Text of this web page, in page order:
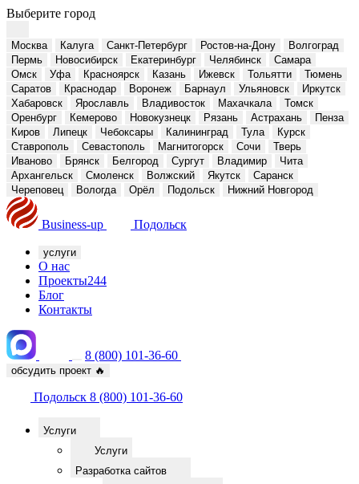
Выберите город
Москва Калуга Санкт-Петербург Ростов-на-Дону
Волгоград
Пермь
Новосибирск Екатеринбург Челябинск
Самара
Омск
Уфа Красноярск Казань Ижевск Тольятти
Тюмень
Саратов
Краснодар Воронеж Барнаул Ульяновск
Иркутск
Хабаровск
Ярославль Владивосток Махачкала
Томск
Оренбург
Кемерово Новокузнецк Рязань Астрахань
Пенза
Киров
Липецк Чебоксары Калининград Тула
Курск
Ставрополь
Севастополь Магнитогорск Сочи
Тверь
Иваново
Брянск Белгород Сургут Владимир
Чита
Архангельск
Смоленск Волжский Якутск
Саранск
Череповец
Вологда Орёл Подольск Нижний Новгород
Business-up Подольск
услуги
О нас
Проекты244
Блог
Контакты
8 (800) 101-36-60
обсудить проект 🔥
Подольск 8 (800) 101-36-60
Услуги
Услуги
Разработка сайтов